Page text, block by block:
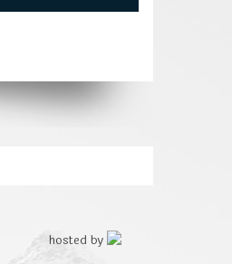
hosted by